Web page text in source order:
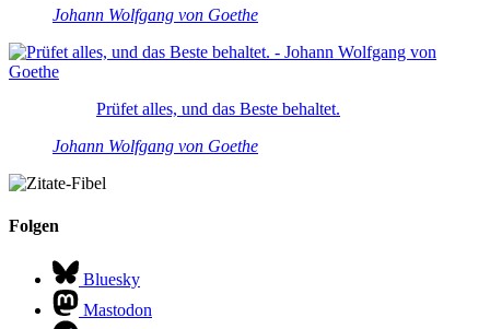
Johann Wolfgang von Goethe
Prüfet alles, und das Beste behaltet.
Johann Wolfgang von Goethe
Folgen
Bluesky
Mastodon